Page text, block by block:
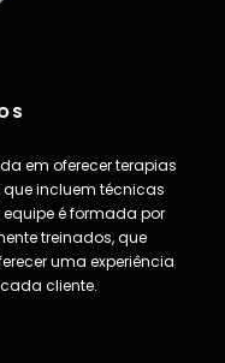
em oferecer terapias
incluem técnicas
equipe é formada por
treinados, que
uma experiência
cliente.